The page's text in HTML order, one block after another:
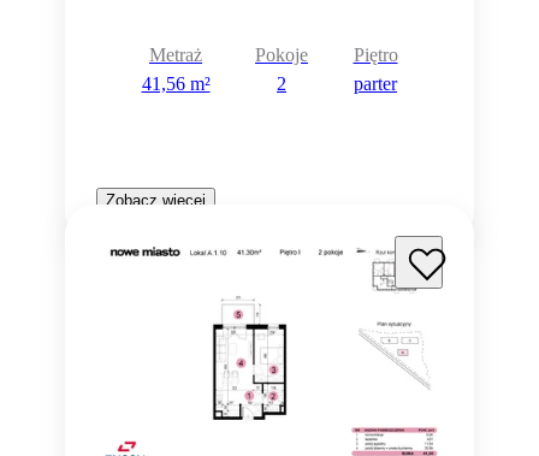
Metraż
41,56 m²
Pokoje
2
Piętro
parter
Zobacz więcej